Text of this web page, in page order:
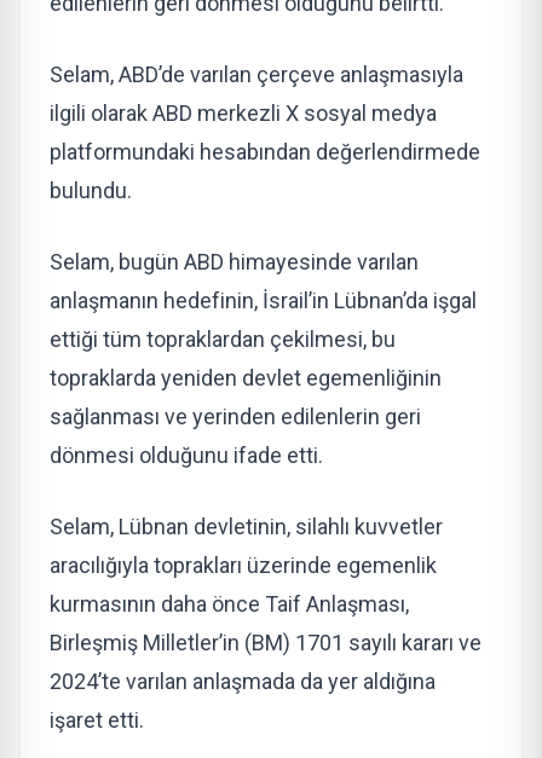
Selam, ABD’de varılan çerçeve anlaşmasıyla
ilgili olarak ABD merkezli X sosyal medya
platformundaki hesabından değerlendirmede
bulundu.
Selam, bugün ABD himayesinde varılan
anlaşmanın hedefinin, İsrail’in Lübnan’da işgal
ettiği tüm topraklardan çekilmesi, bu
topraklarda yeniden devlet egemenliğinin
sağlanması ve yerinden edilenlerin geri
dönmesi olduğunu ifade etti.
Selam, Lübnan devletinin, silahlı kuvvetler
aracılığıyla toprakları üzerinde egemenlik
kurmasının daha önce Taif Anlaşması,
Birleşmiş Milletler’in (BM) 1701 sayılı kararı ve
2024’te varılan anlaşmada da yer aldığına
işaret etti.